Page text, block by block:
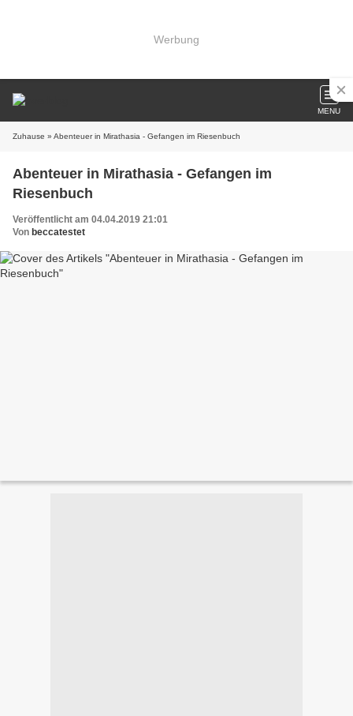
Werbung
MENU
Zuhause » Abenteuer in Mirathasia - Gefangen im Riesenbuch
Abenteuer in Mirathasia - Gefangen im
Riesenbuch
Veröffentlicht am 04.04.2019 21:01
Von beccatestet